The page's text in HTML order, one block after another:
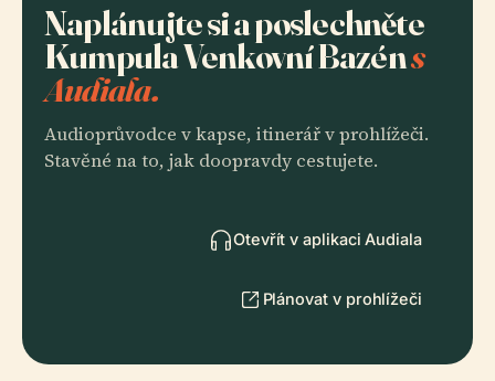
Naplánujte si a poslechněte
Kumpula Venkovní Bazéns
Audiala.
Audioprůvodce v kapse, itinerář v prohlížeči.
Stavěné na to, jak doopravdy cestujete.
Otevřít v aplikaci Audiala
Plánovat v prohlížeči